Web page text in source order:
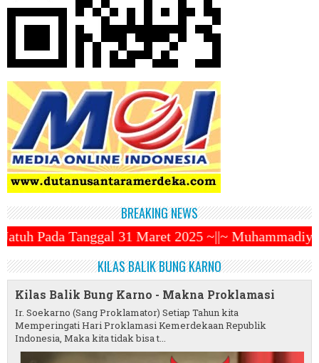
BREAKING NEWS
2025 ~||~ Muhammadiyah Luncurkan
KILAS BALIK BUNG KARNO
Kilas Balik Bung Karno - Makna Proklamasi
Ir. Soekarno (Sang Proklamator) Setiap Tahun kita
Memperingati Hari Proklamasi Kemerdekaan Republik
Indonesia, Maka kita tidak bisa t...